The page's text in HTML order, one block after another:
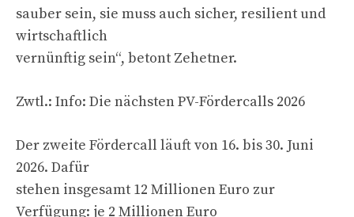
sauber sein, sie muss auch sicher, resilient und
wirtschaftlich
vernünftig sein“, betont Zehetner.
Zwtl.: Info: Die nächsten PV-Fördercalls 2026
Der zweite Fördercall läuft von 16. bis 30. Juni
2026. Dafür
stehen insgesamt 12 Millionen Euro zur
Verfügung: je 2 Millionen Euro